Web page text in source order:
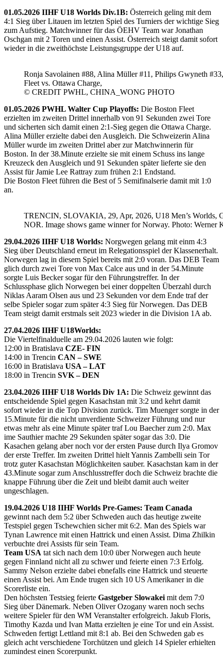
01.05.2026 IIHF U18 Worlds Div.1B: Österreich geling mit dem
4:1 Sieg über Litauen im letzten Spiel des Turniers der wichtige Sieg
zum Aufstieg. Matchwinner für das ÖEHV Team war Jonathan
Oschgan mit 2 Toren und einen Assist. Österreich steigt damit sofort
wieder in die zweithöchste Leistungsgruppe der U18 auf.
Ronja Savolainen #88, Alina Müller #11, Philips Gwyneth
Fleet vs. Ottawa Charge,
© CREDIT PWHL, CHINA_WONG PHOTO
01.05.2026 PWHL Walter Cup Playoffs: Die Boston Fleet
erzielten im zweiten Drittel innerhalb von 91 Sekunden zwei Tore
und sicherten sich damit einen 2:1-Sieg gegen die Ottawa Charge.
Alina Müller erzielte dabei den Ausgleich. Die Schweizerin Alina
Müller wurde im zweiten Drittel aber zur Matchwinnerin für
Boston. In der 38.Minute erzielte sie mit einem Schuss ins lange
Kreuzeck den Ausgleich und 91 Sekunden später lieferte sie den
Assist für Jamie Lee Rattray zum frühen 2:1 Endstand.
Die Boston Fleet führen die Best of 5 Semifinalserie damit mit 1:0
an.
TRENCIN, SLOVAKIA, 29, Apr, 2026, U18 Men’s Worlds,
NOR. Image shows game winner for Norway. Photo: Werner
29.04.2026 IIHF U18 Worlds: Norgwegen gelang mit einm 4:3
Sieg über Deutschland erneut im Relegationsspiel der Klassenerhalt.
Norwegen lag in diesem Spiel bereits mit 2:0 voran. Das DEB Team
glich durch zwei Tore von Max Calce aus und in der 54.Minute
sorgte Luis Becker sogar für den Führungstreffer. In der
Schlussphase glich Norwegen bei einer doppelten Überzahl durch
Niklas Aaram Olsen aus und 23 Sekunden vor dem Ende traf der
selbe Spieler sogar zum später 4:3 Sieg für Norwegen. Das DEB
Team steigt damit erstmals seit 2023 wieder in die Division 1A ab.
27.04.2026 IIHF U18Worlds:
Die Viertelfinalduelle am 29.04.2026 lauten wie folgt:
12:00 in Bratislava CZE- FIN
14:00 in Trencin CAN – SWE
16:00 in Bratislava USA – LAT
18:00 in Trencin SVK – DEN
23.04.2026 IIHF U18 Worlds Div 1A: Die Schweiz gewinnt das
entscheidende Spiel gegen Kasachstan mit 3:2 und kehrt damit
sofort wieder in die Top Division zurück. Tim Muenger sorgte in der
15.Minute für die nicht unverdiente Schweizer Führung und nur
etwas mehr als eine Minute später traf Lou Baecher zum 2:0. Max
ime Sauthier machte 29 Sekunden später sogar das 3:0. Die
Kasachen gelang aber noch vor der ersten Pause durch Ilya Gromov
der erste Treffer. Im zweiten Drittel hielt Yannis Zambelli sein Tor
trotz guter Kasachstan Möglichkeiten sauber. Kasachstan kam in der
43.Minute sogar zum Anschlusstreffer doch die Schweiz brachte die
knappe Führung über die Zeit und bleibt damit auch weiter
ungeschlagen.
19.04.2026 U18 IIHF Worlds Pre-Games: Team Canada
gewinnt nach dem 5:2 über Schweden auch das heutige zweite
Testspiel gegen Tschewchien sicher mit 6:2. Man des Spiels war
Tynan Lawrence mit einen Hattrick und einen Assist. Dima Zhilkin
verbuchte drei Assists für sein Team.
Team USA tat sich nach dem 10:0 über Norwegen auch heute
gegen Finnland nicht all zu schwer und feierte einen 7:3 Erfolg.
Sammy Nelson erzielte dabei ebnefalls eine Hattrick und steuerte
einen Assist bei. Am Ende trugen sich 10 US Amerikaner in die
Scorerliste ein.
Den höchsten Testsieg feierte Gastgeber Slowakei mit dem 7:0
Sieg über Dänemark. Neben Oliver Ozogany waren noch sechs
weitere Spieler für den WM Veranstalter erfolgreich. Jakub Floris,
Timothy Kazda und Ivan Matta erzielten je eine Tor und ein Assist.
Schweden fertigt Lettland mit 8:1 ab. Bei den Schweden gab es
gleich acht verschiedene Torchützen und gleich 14 Spieler erhielten
zumindest einen Scorerpunkt.